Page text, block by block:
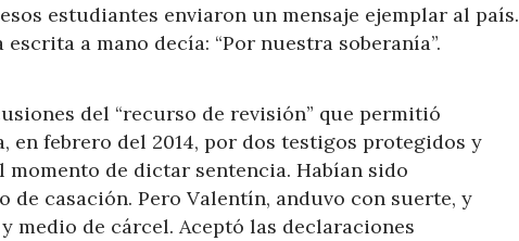
estudiantes enviaron un mensaje ejemplar al país.
a mano decía: “Por nuestra soberanía”.
del “recurso de revisión” que permitió
en febrero del 2014, por dos testigos protegidos y
momento de dictar sentencia. Habían sido
casación. Pero Valentín, anduvo con suerte, y
medio de cárcel. Aceptó las declaraciones